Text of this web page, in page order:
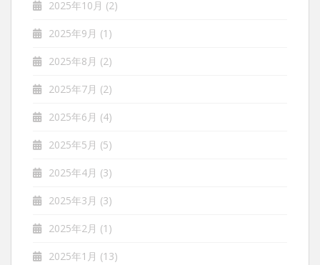
2025年10月 (2)
2025年9月 (1)
2025年8月 (2)
2025年7月 (2)
2025年6月 (4)
2025年5月 (5)
2025年4月 (3)
2025年3月 (3)
2025年2月 (1)
2025年1月 (13)